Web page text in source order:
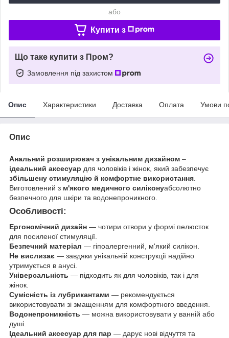
або
Купити з
Що таке купити з Пром?
Замовлення під захистом
Опис Характеристики Доставка Оплата Умови
Опис
Анальний розширювач з унікальним дизайном –
ідеальний аксесуар для чоловіків і жінок, який забезпечує
збільшену стимуляцію й комфортне використання
Виготовлений з м'якого медичного силіконуабсолютно
безпечного для шкіри та водонепроникного.
Особливості:
Ергономічний дизайн — чотири отвори у формі пелюсток
для посиленої стимуляції.
Безпечний матеріал — гіпоалергенний, м'який силікон.
Не вислизає — завдяки унікальній конструкції надійно
утримується в анусі.
Універсальність — підходить як для чоловіків, так і для
жінок.
Сумісність із лубрикантами — рекомендується
використовувати зі змащенням для комфортного введення.
Водонепроникність — можна використовувати у ванній або
душі.
Ідеальний аксесуар для пар — дарує нові відчуття та